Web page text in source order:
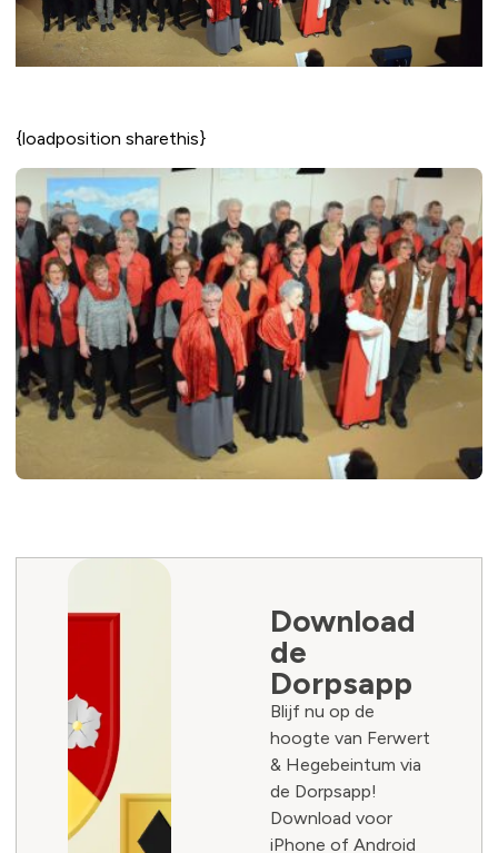
{loadposition sharethis}
Download
de
Dorpsapp
Blijf nu op de
hoogte van Ferwert
& Hegebeintum via
de Dorpsapp!
Download voor
iPhone of Android